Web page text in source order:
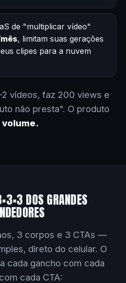
de "multiplicar vídeo"
, limitam suas gerações
clipes para a nuvem
vídeos, faz 200 views e
não presta". O produto
volume.
DOS GRANDES
3 corpos e 3 CTAs —
direto do celular. O
cada gancho com cada
cada CTA: